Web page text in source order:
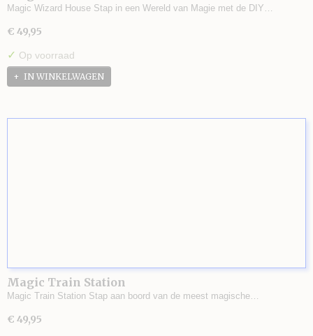
Magic Wizard House Stap in een Wereld van Magie met de DIY…
€ 49,95
✓ Op voorraad
IN WINKELWAGEN
Magic Train Station
Magic Train Station Stap aan boord van de meest magische…
€ 49,95